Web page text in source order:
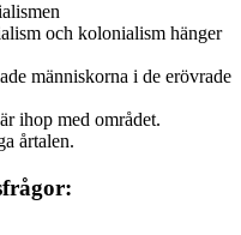
och kolonialism hänger
människorna i de erövrade
ihop med området.
årtalen.